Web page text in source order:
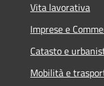
Vita lavorativa
Imprese e
Catasto e
Mobilità e